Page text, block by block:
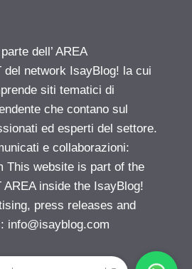
dell’ AREA
del network IsayBlog! la cui
siti tematici di
che contano sul
ed esperti del settore.
e collaborazioni:
This website is part of the
AREA inside the IsayBlog!
press releases and
info@isayblog.com